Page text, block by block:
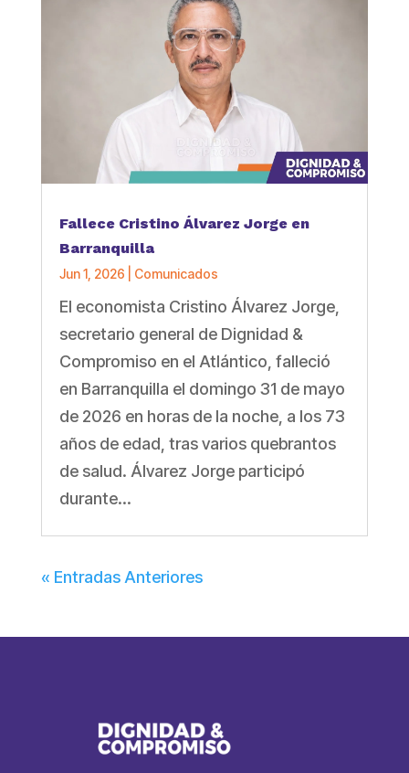
Fallece Cristino Álvarez Jorge en
Barranquilla
Jun 1, 2026 Comunicados
El economista Cristino Álvarez Jorge,
secretario general de Dignidad &
Compromiso en el Atlántico, falleció
en Barranquilla el domingo 31 de mayo
de 2026 en horas de la noche, a los 73
años de edad, tras varios quebrantos
de salud. Álvarez Jorge participó
durante...
« Entradas Anteriores